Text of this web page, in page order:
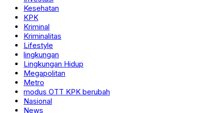
Kesehatan
KPK
Kriminal
Kriminalitas
Lifestyle
lingkungan
Lingkungan Hidup
Megapolitan
Metro
modus OTT KPK berubah
Nasional
News